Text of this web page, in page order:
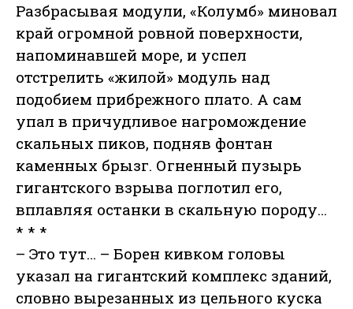
Разбрасывая модули, «Колумб» миновал
край огромной ровной поверхности,
напоминавшей море, и успел
отстрелить «жилой» модуль над
подобием прибрежного плато. А сам
упал в причудливое нагромождение
скальных пиков, подняв фонтан
каменных брызг. Огненный пузырь
гигантского взрыва поглотил его,
вплавляя останки в скальную породу…
* * *
– Это тут… – Борен кивком головы
указал на гигантский комплекс зданий,
словно вырезанных из цельного куска